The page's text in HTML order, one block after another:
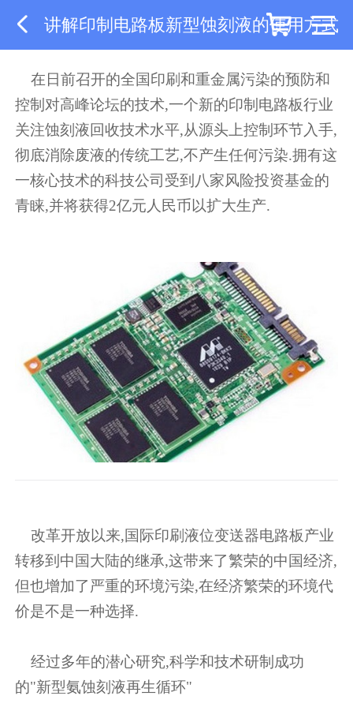
讲解印制电路板新型蚀刻液的使用方式
在日前召开的全国印刷和重金属污染的预防和
控制对高峰论坛的技术,一个新的印制电路板行业
关注蚀刻液回收技术水平,从源头上控制环节入手,
彻底消除废液的传统工艺,不产生任何污染.拥有这
一核心技术的科技公司受到八家风险投资基金的
青睐,并将获得2亿元人民币以扩大生产.
改革开放以来,国际印刷液位变送器电路板产业
转移到中国大陆的继承,这带来了繁荣的中国经济,
但也增加了严重的环境污染,在经济繁荣的环境代
价是不是一种选择.
经过多年的潜心研究,科学和技术研制成功
的"新型氨蚀刻液再生循环"